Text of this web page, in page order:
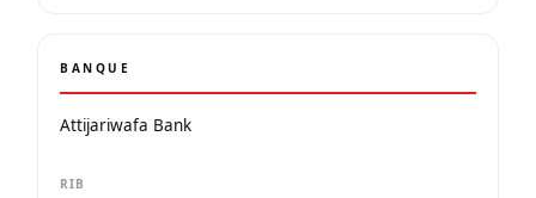
BANQUE
Attijariwafa Bank
RIB